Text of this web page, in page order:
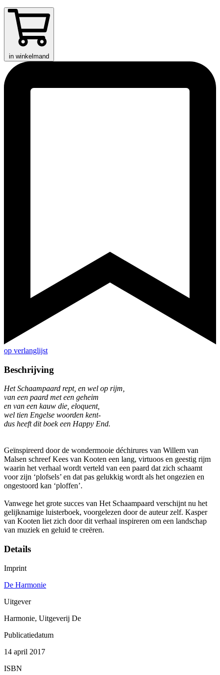
in winkelmand
op verlanglijst
Beschrijving
Het Schaampaard rept, en wel op rijm,
van een paard met een geheim
en van een kauw die, eloquent,
wel tien Engelse woorden kent-
dus heeft dit boek een Happy End.
Geïnspireerd door de wondermooie déchirures van Willem van
Malsen schreef Kees van Kooten een lang, virtuoos en geestig rijm
waarin het verhaal wordt verteld van een paard dat zich schaamt
voor zijn ‘plofsels’ en dat pas gelukkig wordt als het ongezien en
ongestoord kan ‘ploffen’.
Vanwege het grote succes van Het Schaampaard verschijnt nu het
gelijknamige luisterboek, voorgelezen door de auteur zelf. Kasper
van Kooten liet zich door dit verhaal inspireren om een landschap
van muziek en geluid te creëren.
Details
Imprint
De Harmonie
Uitgever
Harmonie, Uitgeverij De
Publicatiedatum
14 april 2017
ISBN